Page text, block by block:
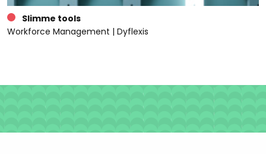
Slimme tools
Workforce Management | Dyflexis